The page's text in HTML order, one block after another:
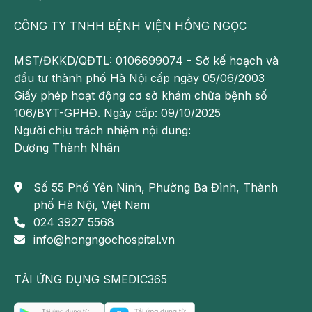
Bị sốt khi mang thai 3 tháng giữa thường an toàn hơn,
Bị sốt khi mang thai 3 tháng cuối
Giai đoạn này mức độ nguy hiểm khi bà bầu bị sốt sẽ
giảm đáng kể. N
ếu hạ sốt nhanh chóng sẽ không ảnh hưởng đến sức
CÔNG TY TNHH BỆNH VIỆN HỒNG NGỌC
MST/ĐKKD/QĐTL: 0106699074 - Sở kế hoạch và
đầu tư thành phố Hà Nội cấp ngày 05/06/2003
Giấy phép hoạt động cơ sở khám chữa bệnh số
106/BYT-GPHĐ. Ngày cấp: 09/10/2025
Người chịu trách nhiệm nội dung:
Dương Thành Nhân
Số 55 Phố Yên Ninh, Phường Ba Đình, Thành
phố Hà Nội, Việt Nam
024 3927 5568
info@hongngochospital.vn
TẢI ỨNG DỤNG SMEDIC365